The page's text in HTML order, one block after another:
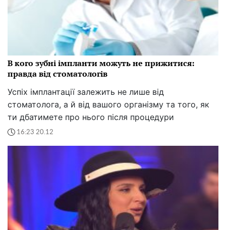
В кого зубні імпланти можуть не прижитися:
правда від стоматологів
Успіх імплантації залежить не лише від
стоматолога, а й від вашого організму та того, як
ти дбатимете про нього після процедури
16:23 20.12